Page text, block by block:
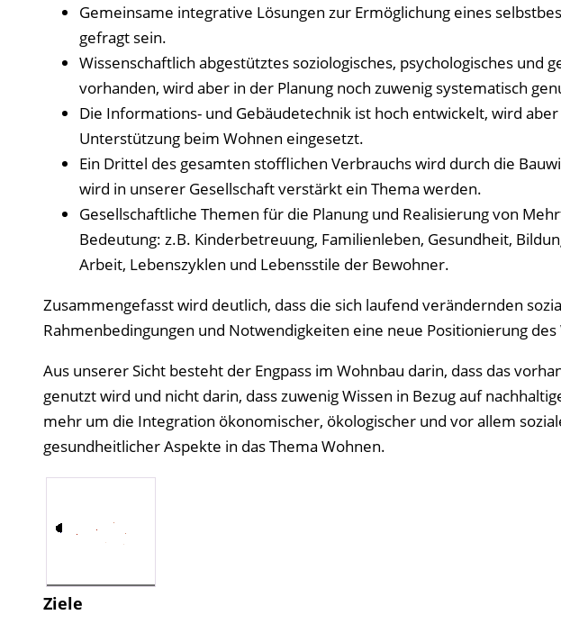
Gemeinsame integrative Lösungen zur Ermöglichung eines
gefragt sein.
Wissenschaftlich abgestütztes soziologisches, psychologisches und
vorhanden, wird aber in der Planung noch zuwenig systematisch
Die Informations- und Gebäudetechnik ist hoch entwickelt, wird
Unterstützung beim Wohnen eingesetzt.
Ein Drittel des gesamten stofflichen Verbrauchs wird durch die
wird in unserer Gesellschaft verstärkt ein Thema werden.
Gesellschaftliche Themen für die Planung und Realisierung von
Bedeutung: z.B. Kinderbetreuung, Familienleben, Gesundheit,
Arbeit, Lebenszyklen und Lebensstile der Bewohner.
Zusammengefasst wird deutlich, dass die sich laufend verändernden
Rahmenbedingungen und Notwendigkeiten eine neue Positionierung
Aus unserer Sicht besteht der Engpass im Wohnbau darin, dass das
genutzt wird und nicht darin, dass zuwenig Wissen in Bezug auf
mehr um die Integration ökonomischer, ökologischer und vor allem
gesundheitlicher Aspekte in das Thema Wohnen.
Ziele